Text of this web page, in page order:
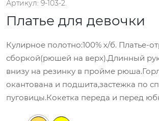
Артикул: 9-103-2.
Платье для девочки
Кулирное полотно:100% х/б. Платье-
сборкой(рюшей на верх).Длинный
внизу на резинку в пройме
окантована и подшита,застежка по
пуговицы.Кокетка переда и перед